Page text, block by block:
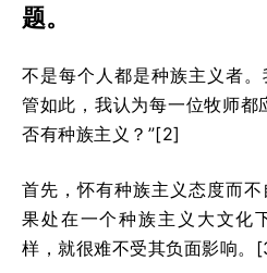
题。
不是每个人都是种族主义者
管如此，我认为每一位牧师都
否有种族主义？”[2]
首先，怀有种族主义态度而
果处在一个种族主义大文
样，就很难不受其负面影响。